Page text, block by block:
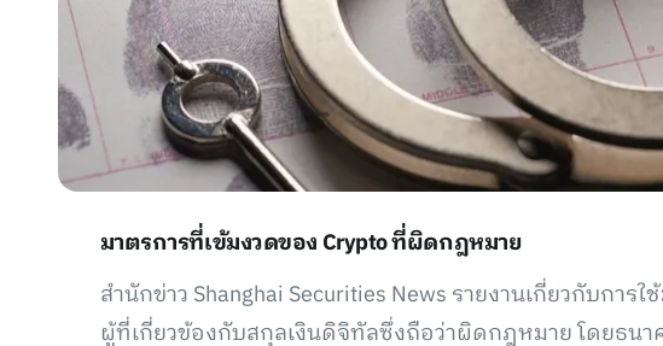
มาตรการที่เข้มงวดของ Crypto ที่ผิดกฎหมาย
สำนักข่าว Shanghai Securities News รายงานเกี่ยวกับการ
ผู้ที่เกี่ยวข้องกับสกุลเงินดิจิทัลซึ่งถือว่าผิดกฎหมาย โดยธนา